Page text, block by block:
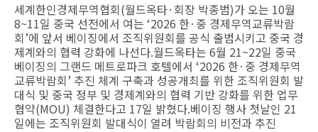
세계한인경제무역협회(월드옥타·회장 박종범)가 오는 10월
8~11일 중국 선전에서 여는 ‘2026 한·중 경제무역교류박람
회’에 앞서 베이징에서 조직위원회를 공식 출범시키고 중국 경
제계와의 협력 강화에 나선다.월드옥타는 6월 21~22일 중국
베이징의 그랜드 메트로파크 호텔에서 ‘2026 한·중 경제무역
교류박람회’ 추진 체계 구축과 성공개최를 위한 조직위원회 발
대식 및 중국 정부 및 경제계와의 협력 기반 강화를 위한 업무
협약(MOU) 체결한다고 17일 밝혔다.베이징 행사 첫날인 21
일에는 조직위원회 발대식이 열려 박람회의 비전과 추진